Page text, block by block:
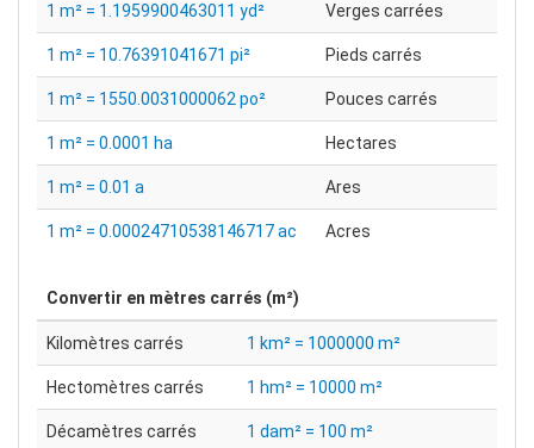
1 m² = 1.1959900463011 yd² Verges carrées
1 m² = 10.76391041671 pi² Pieds carrés
1 m² = 1550.0031000062 po² Pouces carrés
1 m² = 0.0001 ha Hectares
1 m² = 0.01 a Ares
1 m² = 0.00024710538146717 ac Acres
Convertir en mètres carrés (m²)
Kilomètres carrés 1 km² = 1000000 m²
Hectomètres carrés 1 hm² = 10000 m²
Décamètres carrés 1 dam² = 100 m²